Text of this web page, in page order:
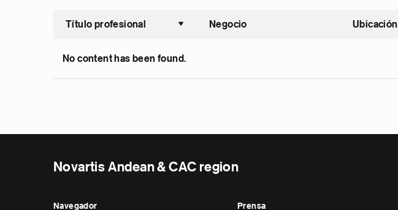
Título profesional
Ordenar ascendente
Negocio Ubicación
No content has been found.
Novartis Andean & CAC region
Navegador Prensa